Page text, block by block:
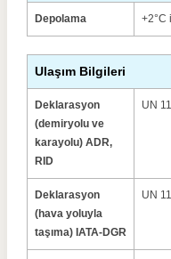
Depolama +2°C
Ulaşım Bilgileri
Deklarasyon
(demiryolu ve
karayolu) ADR,
RID
UN
Deklarasyon
(hava yoluyla
taşıma) IATA-DGR
UN